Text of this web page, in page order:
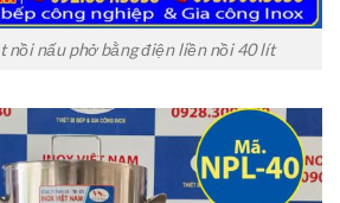
nồi nấu phở bằng điện liền nồi 40 lít